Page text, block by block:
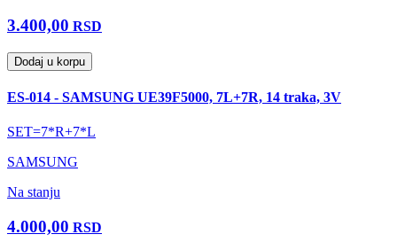
3.400,00 RSD
Dodaj u korpu
ES-014 - SAMSUNG UE39F5000, 7L+7R, 14 traka, 3V
SET=7*R+7*L
SAMSUNG
Na stanju
4.000,00 RSD